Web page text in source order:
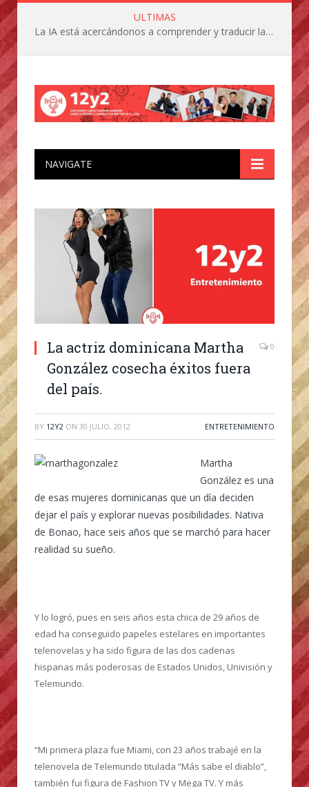
ULTIMAS
La IA está acercándonos a comprender y traducir las vocalizaciones y comportamientos de nuestras mascotas
NAVIGATE
La actriz dominicana Martha
González cosecha éxitos fuera
del país.
0
BY 12Y2 ON 30 JULIO, 2012 ENTRETENIMIENTO
Martha
González es una
de esas mujeres dominicanas que un día deciden
dejar el país y explorar nuevas posibilidades. Nativa
de Bonao, hace seis años que se marchó para hacer
realidad su sueño.
Y lo logró, pues en seis años esta chica de 29 años de
edad ha conseguido papeles estelares en importantes
telenovelas y ha sido figura de las dos cadenas
hispanas más poderosas de Estados Unidos, Univisión y
Telemundo.
“Mi primera plaza fue Miami, con 23 años trabajé en la
telenovela de Telemundo titulada “Más sabe el diablo”,
también fui figura de Fashion TV y Mega TV. Y más